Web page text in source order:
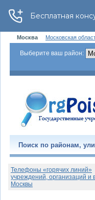
Москва Московская
Выберите ваш район:
Поиск по районам,
Телефоны «горячих линий»
учреждений, организаций и
Москвы